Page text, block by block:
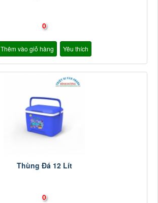
0
Thêm vào giỏ hàng Yêu thích
Thùng Đá 12 Lít
0